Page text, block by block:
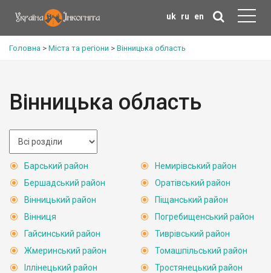
uk ru en
Головна > Міста та регіони > Вінницька область
Вінницька область
Барський район
Бершадський район
Вінницький район
Вінниця
Гайсинський район
Жмеринський район
Іллінецький район
Немирівський район
Оратівський район
Піщанський район
Погребищенський район
Тиврівський район
Томашпільський район
Тростянецький район